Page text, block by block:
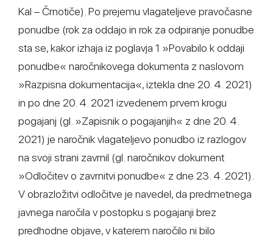
Kal – Črnotiče). Po prejemu vlagateljeve pravočasne
ponudbe (rok za oddajo in rok za odpiranje ponudbe
sta se, kakor izhaja iz poglavja 1 »Povabilo k oddaji
ponudbe« naročnikovega dokumenta z naslovom
»Razpisna dokumentacija«, iztekla dne 20. 4. 2021)
in po dne 20. 4. 2021 izvedenem prvem krogu
pogajanj (gl. »Zapisnik o pogajanjih« z dne 20. 4.
2021) je naročnik vlagateljevo ponudbo iz razlogov
na svoji strani zavrnil (gl. naročnikov dokument
»Odločitev o zavrnitvi ponudbe« z dne 23. 4. 2021).
V obrazložitvi odločitve je navedel, da predmetnega
javnega naročila v postopku s pogajanji brez
predhodne objave, v katerem naročilo ni bilo